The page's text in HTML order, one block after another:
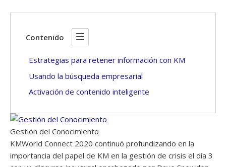
Contenido
Estrategias para retener información con KM
Usando la búsqueda empresarial
Activación de contenido inteligente
Gestión del Conocimiento
KMWorld Connect 2020 continuó profundizando en la
importancia del papel de KM en la gestión de crisis el día 3